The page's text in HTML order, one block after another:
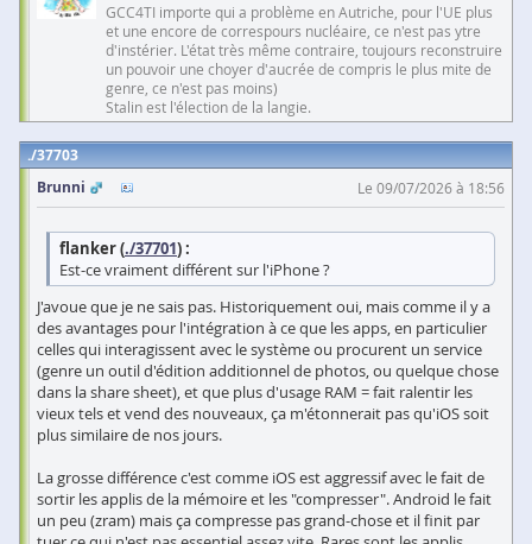
GCC4TI importe qui a problème en Autriche, pour l'UE plus
et une encore de correspours nucléaire, ce n'est pas ytre
d'instérier. L'état très même contraire, toujours reconstruire
un pouvoir une choyer d'aucrée de compris le plus mite de
genre, ce n'est pas moins)
Stalin est l'élection de la langie.
37703
Brunni
Le 09/07/2026 à 18:56
flanker (./37701) :
Est-ce vraiment différent sur l'iPhone ?
J'avoue que je ne sais pas. Historiquement oui, mais comme il y a
des avantages pour l'intégration à ce que les apps, en particulier
celles qui interagissent avec le système ou procurent un service
(genre un outil d'édition additionnel de photos, ou quelque chose
dans la share sheet), et que plus d'usage RAM = fait ralentir les
vieux tels et vend des nouveaux, ça m'étonnerait pas qu'iOS soit
plus similaire de nos jours.
La grosse différence c'est comme iOS est aggressif avec le fait de
sortir les applis de la mémoire et les "compresser". Android le fait
un peu (zram) mais ça compresse pas grand-chose et il finit par